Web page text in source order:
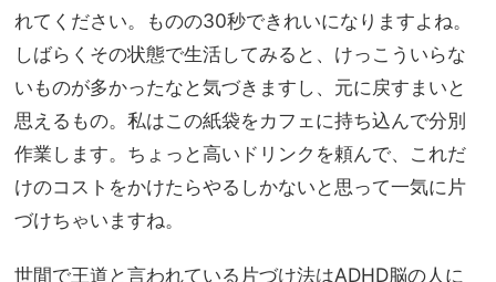
れてください。ものの30秒できれいになりますよね。
しばらくその状態で生活してみると、けっこういらな
いものが多かったなと気づきますし、元に戻すまいと
思えるもの。私はこの紙袋をカフェに持ち込んで分別
作業します。ちょっと高いドリンクを頼んで、これだ
けのコストをかけたらやるしかないと思って一気に片
づけちゃいますね。
世間で王道と言われている片づけ法はADHD脳の人に